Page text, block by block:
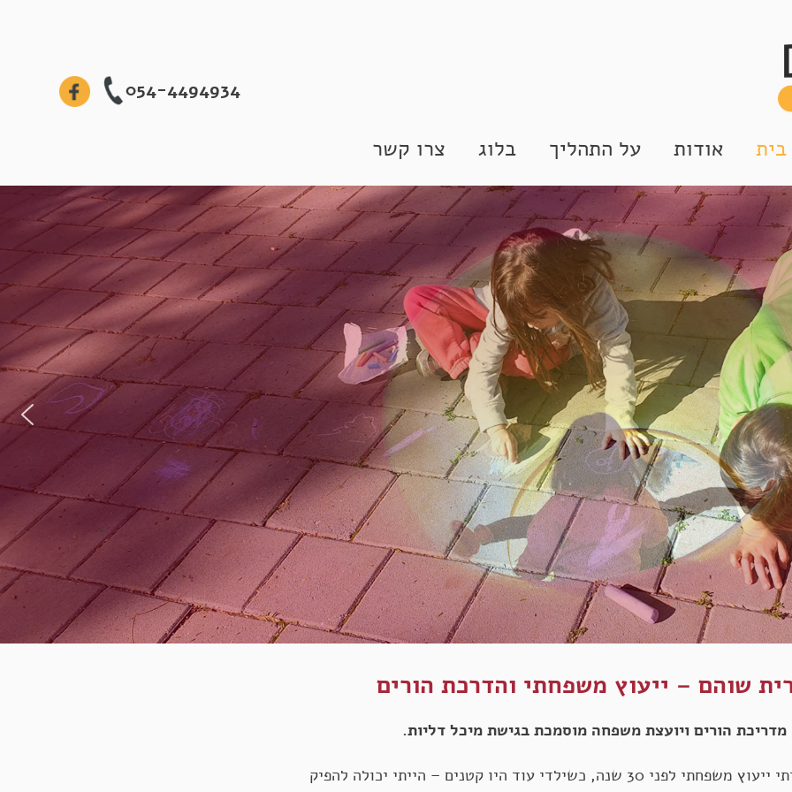
אודות על התהליך בלוג צרו קשר
054-4494934
שוהם – ייעוץ משפחתי והדרכת הורים
מדריכת הורים ויועצת משפחה מוסמכת בגישת מיכל דליות.
חבל שלא למדתי ייעוץ משפחתי לפני 30 שנה, כשילדי עוד היו קטנים – הייתי יכולה להפיק